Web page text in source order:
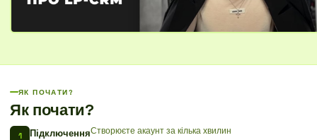
ЯК ПОЧАТИ?
Як почати?
ПідключенняСтворюєте акаунт за кілька хвилин